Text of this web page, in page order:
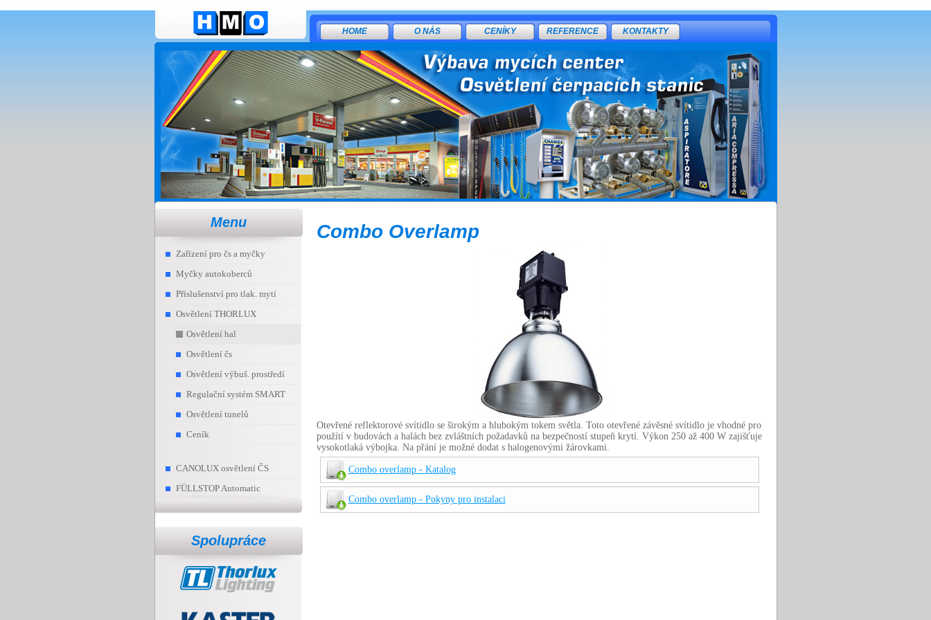
HOME O NÁS CENÍKY REFERENCE KONTAKTY
Menu
Zařízení pro čs a myčky
Myčky autokoberců
Příslušenství pro tlak. mytí
Osvětlení THORLUX
Osvětlení hal
Osvětlení čs
Osvětlení výbuš. prostředí
Regulační systém SMART
Osvětlení tunelů
Ceník
CANOLUX osvětlení ČS
FÜLLSTOP Automatic
Spolupráce
Combo Overlamp
Otevřené reflektorové svítidlo se širokým a hlubokým tokem světla. Toto otevřené závěsné svítidlo je vhodné pro
použítí v budovách a halách bez zvláštních požadavků na bezpečností stupeň krytí. Výkon 250 až 400 W zajišťuje
vysokotlaká výbojka. Na přání je možné dodat s halogenovými žárovkami.
Combo overlamp - Katalog
Combo overlamp - Pokyny pro instalaci